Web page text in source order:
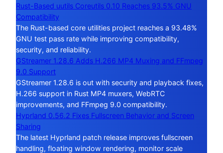
Rust-Based uutils Coreutils 0.10 Reaches 93.5% GNU
Compatibility
The Rust-based core utilities project reaches a 93.48%
GNU test pass rate while improving compatibility,
security, and reliability.
GStreamer 1.28.6 Adds H.266 MP4 Muxing and FFmpeg
9.0 Support
GStreamer 1.28.6 is out with security and playback fixes,
H.266 support in Rust MP4 muxers, WebRTC
improvements, and FFmpeg 9.0 compatibility.
Hyprland 0.56.2 Fixes Fullscreen Behavior and Screen
Sharing
The latest Hyprland patch release improves fullscreen
handling, floating window rendering, monitor scale